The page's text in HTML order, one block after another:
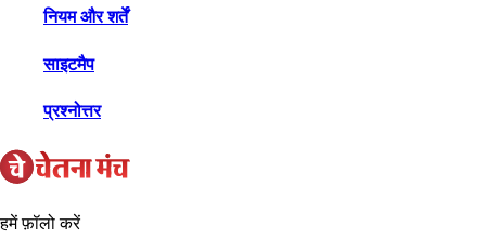
नियम और शर्तें
साइटमैप
प्रश्नोत्तर
हमें फ़ॉलो करें